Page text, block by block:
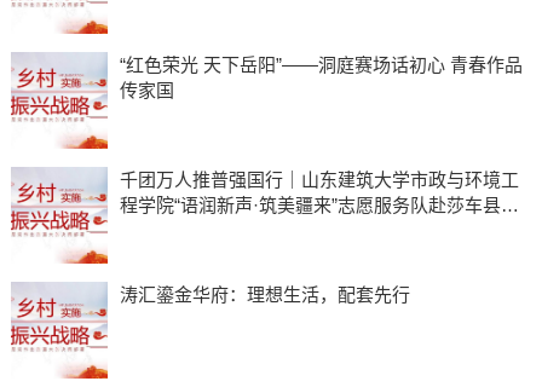
“红色荣光 天下岳阳”——洞庭赛场话初心 青春作品
传家国
千团万人推普强国行｜山东建筑大学市政与环境工
程学院“语润新声·筑美疆来”志愿服务队赴莎车县开
​涛汇鎏金华府：理想生活，配套先行